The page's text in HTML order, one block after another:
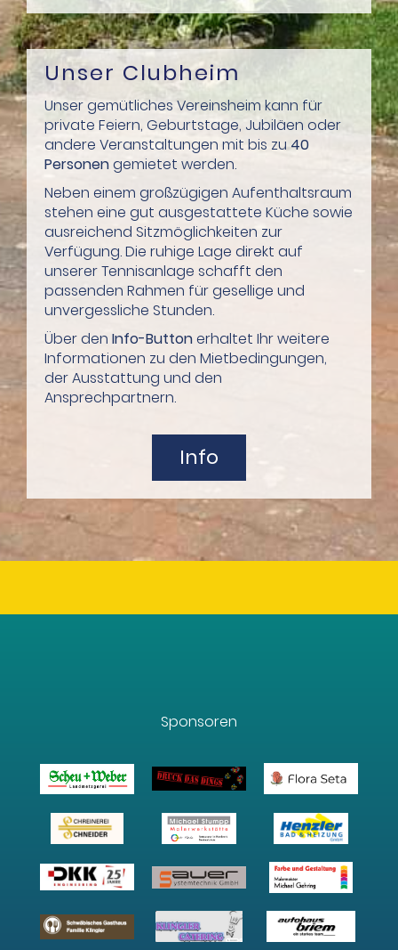
Unser Clubheim
Unser gemütliches Vereinsheim kann für
private Feiern, Geburtstage, Jubiläen oder
andere Veranstaltungen mit bis zu40
Personengemietet werden.
Neben einem großzügigen Aufenthaltsraum
stehen eine gut ausgestattete Küche sowie
ausreichend Sitzmöglichkeiten zur
Verfügung. Die ruhige Lage direkt auf
unserer Tennisanlage schafft den
passenden Rahmen für gesellige und
unvergessliche Stunden.
Über den Info-Buttonerhaltet Ihr weitere
Informationen zu den Mietbedingungen,
der Ausstattung und den
Ansprechpartnern.
Info
Sponsoren